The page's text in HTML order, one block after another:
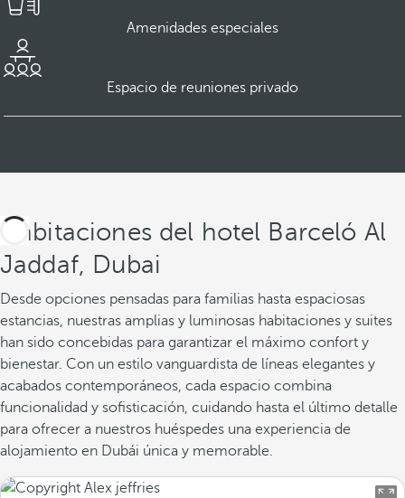
Amenidades especiales
Espacio de reuniones privado
Habitaciones del hotel Barceló Al
Jaddaf, Dubai
Desde opciones pensadas para familias hasta espaciosas
estancias, nuestras amplias y luminosas habitaciones y suites
han sido concebidas para garantizar el máximo confort y
bienestar. Con un estilo vanguardista de líneas elegantes y
acabados contemporáneos, cada espacio combina
funcionalidad y sofisticación, cuidando hasta el último detalle
para ofrecer a nuestros huéspedes una experiencia de
alojamiento en Dubái única y memorable.